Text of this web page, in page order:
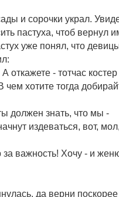
и сорочки украл.
пастуха, чтоб вернул
уже понял, что
откажете - тотчас костер
чем хотите тогда
должен знать, что мы -
издеваться, вот, мол,
за важность! Хочу - и
да верни поскорее